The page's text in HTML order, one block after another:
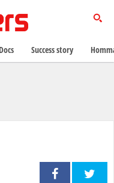
Success story